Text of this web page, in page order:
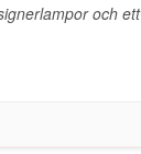
och ett